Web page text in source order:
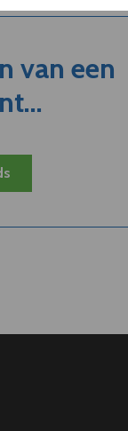
van een